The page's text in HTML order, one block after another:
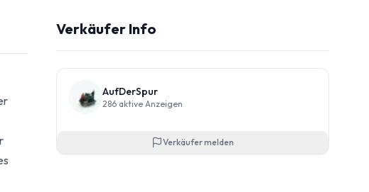
Verkäufer Info
AufDerSpur
286 aktive Anzeigen
Verkäufer melden